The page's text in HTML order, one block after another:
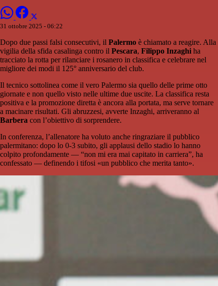
31 ottobre 2025 - 06:22
Dopo due passi falsi consecutivi, il Palermo è chiamato a reagire. Alla
vigilia della sfida casalinga contro il Pescara, Filippo Inzaghi ha
tracciato la rotta per rilanciare i rosanero in classifica e celebrare nel
migliore dei modi il 125° anniversario del club.
Il tecnico sottolinea come il vero Palermo sia quello delle prime otto
giornate e non quello visto nelle ultime due uscite. La classifica resta
positiva e la promozione diretta è ancora alla portata, ma serve tornare
a macinare risultati. Gli abruzzesi, avverte Inzaghi, arriveranno al
Barbera con l’obiettivo di sorprendere.
In conferenza, l’allenatore ha voluto anche ringraziare il pubblico
palermitano: dopo lo 0-3 subito, gli applausi dello stadio lo hanno
colpito profondamente — “non mi era mai capitato in carriera”, ha
confessato — definendo i tifosi «un pubblico che merita tanto».